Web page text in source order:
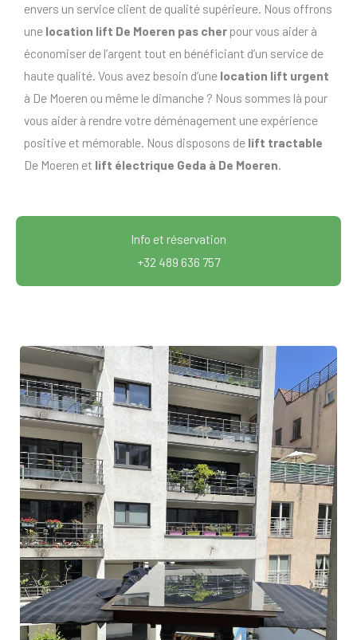
envers un service client de qualité supérieure. Nous offrons
une location lift De Moeren pas cher pour vous aider à
économiser de l’argent tout en bénéficiant d’un service de
haute qualité. Vous avez besoin d’une location lift urgent
à De Moeren ou même le dimanche ? Nous sommes là pour
vous aider à rendre votre déménagement une expérience
positive et mémorable. Nous disposons de lift tractable
De Moeren et lift électrique Geda à De Moeren.
Info et réservation
+32 489 636 757